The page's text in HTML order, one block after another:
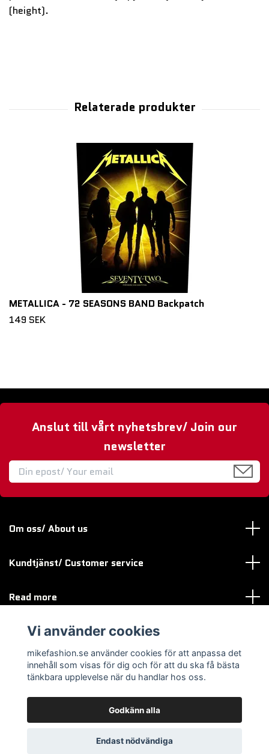
(height).
METALLICA - 72 SEASONS BAND Backpatch
149 SEK
Anslut till vårt nyhetsbrev/ Join our
newsletter
Om oss/ About us
Kundtjänst/ Customer service
Read more
Sociala medier
© 2026 mikefashion.se
Vi använder cookies
mikefashion.se använder cookies för att anpassa det
innehåll som visas för dig och för att du ska få bästa
tänkbara upplevelse när du handlar hos oss.
Godkänn alla
Endast nödvändiga